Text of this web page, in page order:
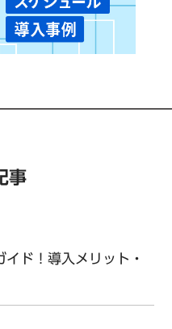
事
ド！導入メリット・